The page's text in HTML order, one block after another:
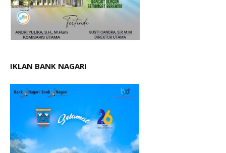
IKLAN BANK NAGARI